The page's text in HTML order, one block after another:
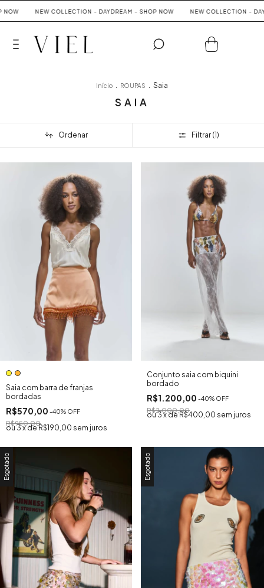
NEW COLLECTION - DAYDREAM - SHOP NOW NEW COLLECTION -
Início . ROUPAS . Saia
SAIA
Ordenar Filtrar (1)
Saia com barra de franjas
bordadas
R$570,00 -40% OFF
R$950,00
3xdeR$190,00 sem juros
Conjunto saia com biquini
bordado
R$1.200,00 -40% OFF
R$2.000,00
3 xde R$400,00 sem juros
Esgotado Esgotado